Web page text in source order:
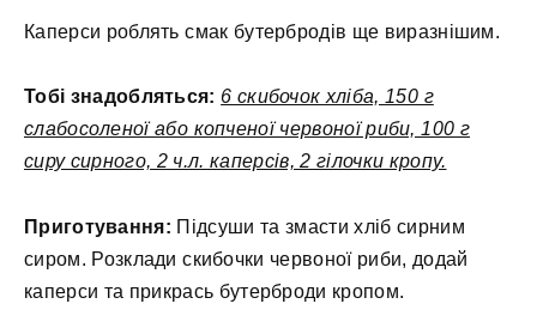
Каперси роблять смак бутербродів ще виразнішим.
Тобі знадобляться: 6 скибочок хліба, 150 г
слабосоленої або копченої червоної риби, 100 г
сиру сирного, 2 ч.л. каперсів, 2 гілочки кропу.
Приготування: Підсуши та змасти хліб сирним
сиром. Розклади скибочки червоної риби, додай
каперси та прикрась бутерброди кропом.